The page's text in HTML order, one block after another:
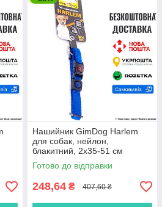
Нашийник GimDog Harlem
для собак, нейлон,
блакитний, 2х35-51 см
Готово до відправки
248,64 ₴ 407,60 ₴